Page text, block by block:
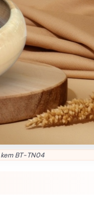
BT-TN04